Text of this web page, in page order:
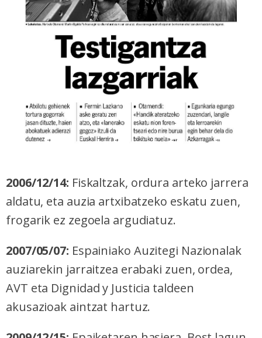
2006/12/14: Fiskaltzak, ordura arteko jarrera
aldatu, eta auzia artxibatzeko eskatu zuen,
frogarik ez zegoela argudiatuz.
2007/05/07: Espainiako Auzitegi Nazionalak
auziarekin jarraitzea erabaki zuen, ordea,
AVT eta Dignidad y Justicia taldeen
akusazioak aintzat hartuz.